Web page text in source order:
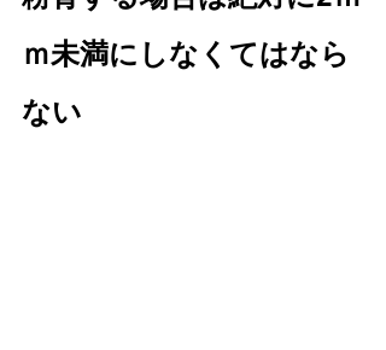
ｍ未満にしなくてはなら
ない